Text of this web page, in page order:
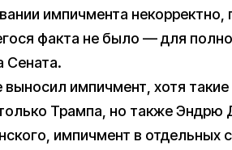
импичмента некорректно,
факта не было — для
Сената.
импичмент, хотя
Трампа, но также Эндрю
импичмент в отдельных